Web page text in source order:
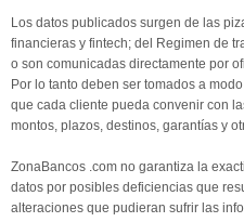
Los datos publicados surgen de las
financieras y fintech; del Regimen de
o son comunicadas directamente por
Por lo tanto deben ser tomados a
que cada cliente pueda convenir con
montos, plazos, destinos, garantías y
ZonaBancos .com no garantiza la
datos por posibles deficiencias que
alteraciones que pudieran sufrir las